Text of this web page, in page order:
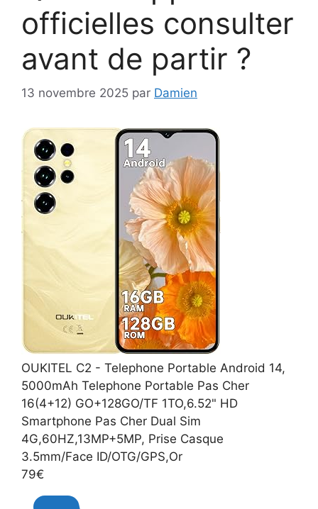
officielles consulter
avant de partir ?
13 novembre 2025 par Damien
OUKITEL C2 - Telephone Portable Android 14,
5000mAh Telephone Portable Pas Cher
16(4+12) GO+128GO/TF 1TO,6.52" HD
Smartphone Pas Cher Dual Sim
4G,60HZ,13MP+5MP, Prise Casque
3.5mm/Face ID/OTG/GPS,Or
79€